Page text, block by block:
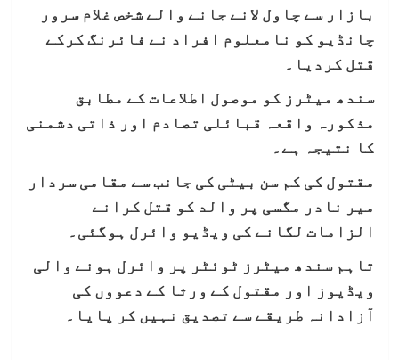
بازار سے چاول لانے جانے والے شخص غلام سرور
چانڈیو کو نامعلوم افراد نے فائرنگ کرکے
قتل کردیا۔
سندھ میٹرز کو موصول اطلاعات کے مطابق
مذکورہ واقعہ قبائلی تصادم اور ذاتی دشمنی
کا نتیجہ ہے۔
مقتول کی کم سن بیٹی کی جانب سے مقامی سردار
میر نادر مگسی پر والد کو قتل کرانے
الزامات لگانے کی ویڈیو وائرل ہوگئی۔
تاہم سندھ میٹرز ٹوئٹر پر وائرل ہونے والی
ویڈیوز اور مقتول کے ورثا کے دعووں کی
آزادانہ طریقے سے تصدیق نہیں کر پایا۔